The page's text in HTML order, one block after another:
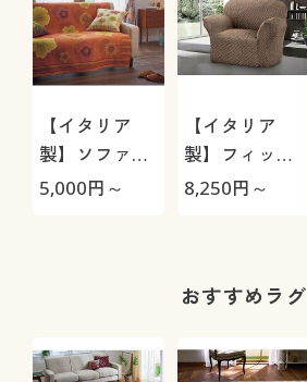
【イタリア
製】ソファカ
バー中掛けタ
5,000円～
【イタリア
製】フィット
ソファカバー
8,250円～
おすすめラグ